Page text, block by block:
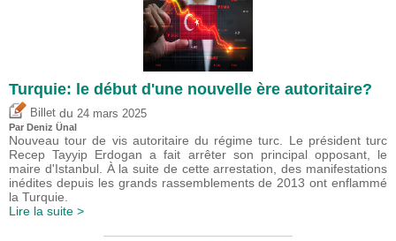
Turquie: le début d'une nouvelle ère autoritaire?
Billet du 24 mars 2025
Par Deniz Ünal
Nouveau tour de vis autoritaire du régime turc. Le président turc
Recep Tayyip Erdogan a fait arrêter son principal opposant, le
maire d'Istanbul. À la suite de cette arrestation, des manifestations
inédites depuis les grands rassemblements de 2013 ont enflammé
la Turquie.
Lire la suite >